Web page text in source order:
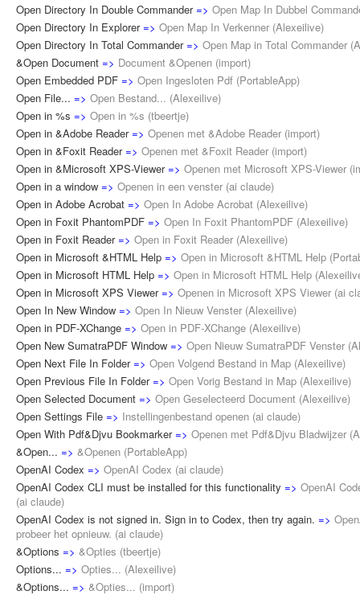
Open Directory In Double Commander => Open Map In Dubbel
Open Directory In Explorer => Open Map In Verkenner (Alexeilive)
Open Directory In Total Commander => Open Map in Total Commander (
&Open Document => Document &Openen (import)
Open Embedded PDF => Open Ingesloten Pdf (PortableApp)
Open File... => Open Bestand... (Alexeilive)
Open in %s => Open in %s (tbeertje)
Open in &Adobe Reader => Openen met &Adobe Reader (import)
Open in &Foxit Reader => Openen met &Foxit Reader (import)
Open in &Microsoft XPS-Viewer => Openen met Microsoft XPS-Viewer (
Open in a window => Openen in een venster (ai claude)
Open in Adobe Acrobat => Open In Adobe Acrobat (Alexeilive)
Open in Foxit PhantomPDF => Open In Foxit PhantomPDF (Alexeilive)
Open in Foxit Reader => Open in Foxit Reader (Alexeilive)
Open in Microsoft &HTML Help => Open in Microsoft &HTML Help (
Open in Microsoft HTML Help => Open in Microsoft HTML Help (
Open in Microsoft XPS Viewer => Openen in Microsoft XPS Viewer (ai
Open In New Window => Open In Nieuw Venster (Alexeilive)
Open in PDF-XChange => Open in PDF-XChange (Alexeilive)
Open New SumatraPDF Window => Open Nieuw SumatraPDF Venster (
Open Next File In Folder => Open Volgend Bestand in Map (Alexeilive)
Open Previous File In Folder => Open Vorig Bestand in Map (Alexeilive)
Open Selected Document => Open Geselecteerd Document (Alexeilive)
Open Settings File => Instellingenbestand openen (ai claude)
Open With Pdf&Djvu Bookmarker => Openen met Pdf&Djvu Bladwijzer (
&Open... => &Openen (PortableApp)
OpenAI Codex => OpenAI Codex (ai claude)
OpenAI Codex CLI must be installed for this functionality => OpenAI
(ai claude)
OpenAI Codex is not signed in. Sign in to Codex, then try again. =>
probeer het opnieuw. (ai claude)
&Options => &Opties (tbeertje)
Options... => Opties... (Alexeilive)
&Options... => &Opties... (import)